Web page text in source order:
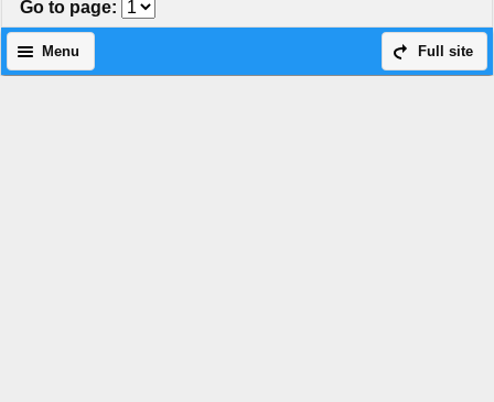
Go to page:
Full site
Menu